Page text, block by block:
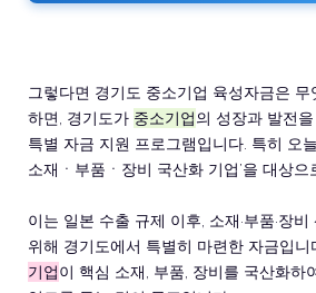
그렇다면 경기도 중소기업 육성자금은
하면, 경기도가 중소기업의 성장과 발전
특별 자금 지원 프로그램입니다. 특히 오늘
소재ㆍ부품ㆍ장비 국산화 기업’을 대상으
이는 일본 수출 규제 이후, 소재·부품·장
위해 경기도에서 특별히 마련한 자금입니
기업이 핵심 소재, 부품, 장비를 국산화하